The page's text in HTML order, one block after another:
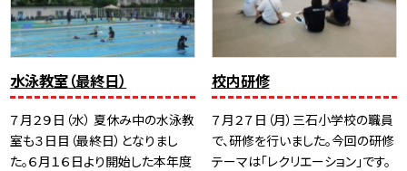
水泳教室（最終日）
７月２９日（水） 夏休み中の水泳教
室も３日目（最終日）となりまし
た。６月１６日より開始した本年度
校内研修
７月２７日（月）三石小学校の職員
で、研修を行いました。今回の研修
テーマは「レクリエーション」です。